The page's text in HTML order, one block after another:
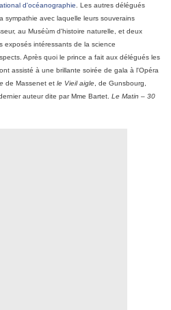
d'océanographie . Les autres délégués
sympathie avec laquelle leurs souverains
au Muséùm d'histoire naturelle, et deux
exposés intéressants de la science
Après quoi le prince a fait aux délégués les
assisté à une brillante soirée de gala à l'Opéra
de Massenet et le Vieil aigle , de Gunsbourg,
auteur dite par Mme Bartet. Le Matin – 30